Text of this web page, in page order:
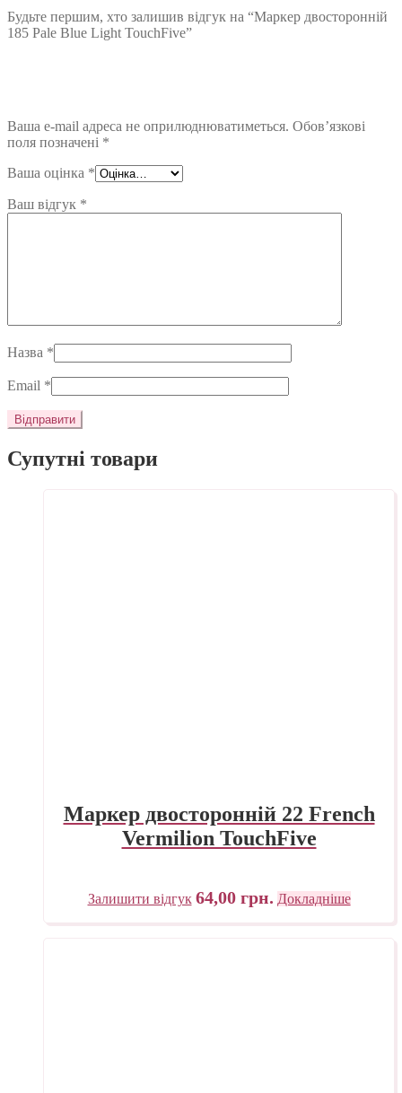
Будьте першим, хто залишив відгук на “Маркер двосторонній
185 Pale Blue Light TouchFive”
Ваша e-mail адреса не оприлюднюватиметься. Обов’язкові
поля позначені *
Ваша оцінка *
Ваш відгук *
Назва *
Email *
Супутні товари
Маркер двосторонній 22 French
Vermilion TouchFive
Залишити відгук 64,00 грн. Докладніше